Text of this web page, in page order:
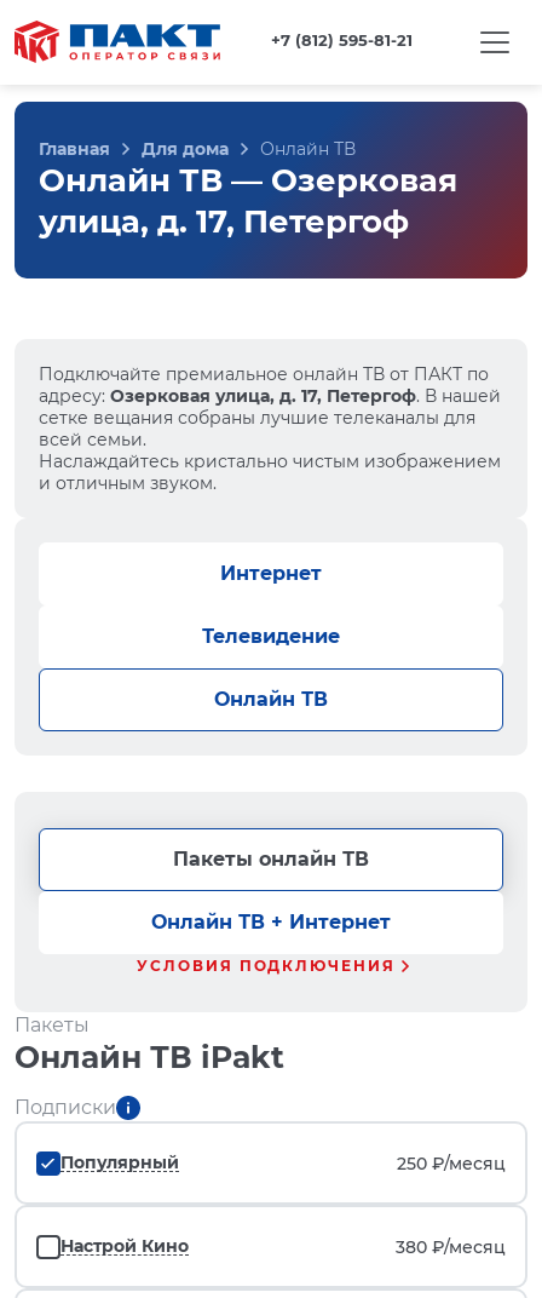
+7 (812) 595-81-21
Главная Для дома Онлайн ТВ
Онлайн ТВ — Озерковая
улица, д. 17, Петергоф
Подключайте премиальное онлайн ТВ от ПАКТ по
адресу: Озерковая улица, д. 17, Петергоф. В нашей
сетке вещания собраны лучшие телеканалы для
всей семьи.
Наслаждайтесь кристально чистым изображением
и отличным звуком.
Интернет
Телевидение
Онлайн ТВ
Пакеты онлайн ТВ
Онлайн ТВ + Интернет
УСЛОВИЯ ПОДКЛЮЧЕНИЯ
Пакеты
Онлайн ТВ iPakt
Подписки
Популярный 250 ₽/месяц
Настрой Кино 380 ₽/месяц